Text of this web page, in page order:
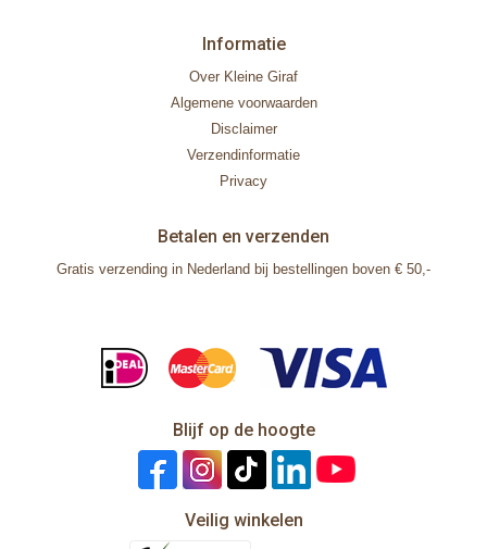
Informatie
Over Kleine Giraf
Algemene voorwaarden
Disclaimer
Verzendinformatie
Privacy
Betalen en verzenden
Gratis verzending in Nederland bij bestellingen boven € 50,-
Blijf op de hoogte
Veilig winkelen